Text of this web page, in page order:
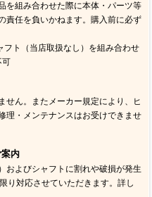
を組み合わせた際に本体・パーツ等
責任を負いかねます。購入前に必ず
フト（当店取扱なし）を組み合わせ
可
せん。またメーカー規定により、ヒ
理・メンテナンスはお受けできませ
内
およびシャフトに割れや破損が発生
り対応させていただきます。詳し